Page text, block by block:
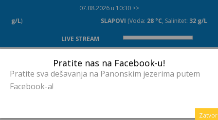
07.08.2026 u 10:30 >>
28 °C, Salinitet:32 g/L)
LIVE STREAM
Pratite nas na Facebook-u!
Pratite sva dešavanja na Panonskim jezerima putem
Facebook-a!